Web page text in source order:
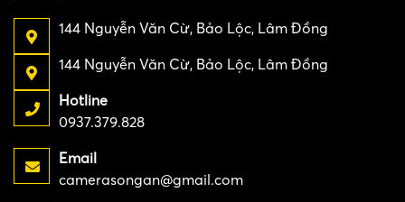
144 Nguyễn Văn Cừ, Bảo Lộc, Lâm Đồng
144 Nguyễn Văn Cừ, Bảo Lộc, Lâm Đồng
Hotline
0937.379.828
Email
camerasongan@gmail.com